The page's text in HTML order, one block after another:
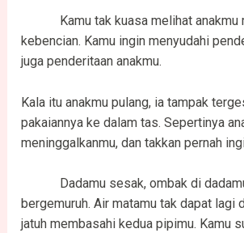
Kamu tak kuasa melihat anakmu
kebencian. Kamu ingin menyudahi
juga penderitaan anakmu.
Kala itu anakmu pulang, ia tampak
pakaiannya ke dalam tas. Sepertinya
meninggalkanmu, dan takkan pernah
Dadamu sesak, ombak di
bergemuruh. Air matamu tak dapat lagi
jatuh membasahi kedua pipimu. Kamu